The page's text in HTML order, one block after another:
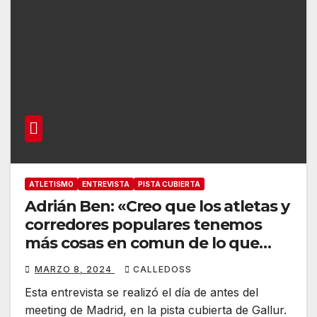
ATLETISMO ENTREVISTA PISTA CUBIERTA
Adrián Ben: «Creo que los atletas y
corredores populares tenemos
más cosas en comun de lo que
realmente hemos compartido
hasta ahora»
MARZO 8, 2024 CALLEDOSS
Esta entrevista se realizó el día de antes del
meeting de Madrid, en la pista cubierta de Gallur.